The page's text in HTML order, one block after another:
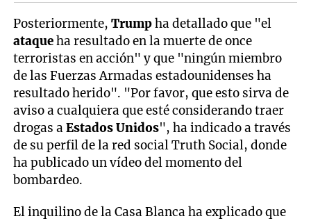
Posteriormente,Trumpha detallado que "el
ataqueha resultado en la muerte de once
terroristas en acción" y que "ningún miembro
de las Fuerzas Armadas estadounidenses ha
resultado herido". "Por favor, que esto sirva de
aviso a cualquiera que esté considerando traer
drogas aEstados Unidos", ha indicado a través
de su perfil de la red social Truth Social, donde
ha publicado un vídeo del momento del
bombardeo.
El inquilino de la Casa Blanca ha explicado que